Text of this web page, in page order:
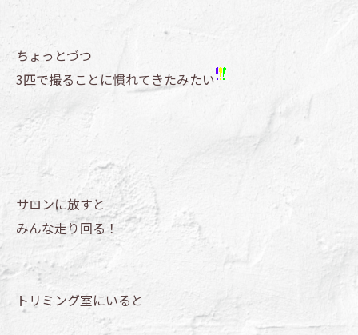
ちょっとづつ
3匹で撮ることに慣れてきたみたい
サロンに放すと
みんな走り回る！
トリミング室にいると